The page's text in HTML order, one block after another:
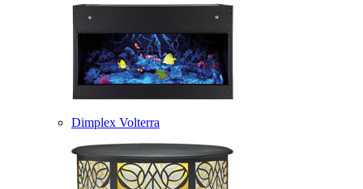
Dimplex Volterra